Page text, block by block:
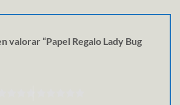
valorar “Papel Regalo Lady Bug